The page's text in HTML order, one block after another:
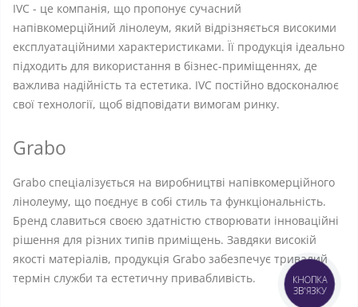
IVC - це компанія, що пропонує сучасний
напівкомерційний лінолеум, який відрізняється високими
експлуатаційними характеристиками. Її продукція ідеально
підходить для використання в бізнес-приміщеннях, де
важлива надійність та естетика. IVC постійно вдосконалює
свої технології, щоб відповідати вимогам ринку.
Grabo
Grabo спеціалізується на виробництві напівкомерційного
лінолеуму, що поєднує в собі стиль та функціональність.
Бренд славиться своєю здатністю створювати інноваційні
рішення для різних типів приміщень. Завдяки високій
якості матеріалів, продукція Grabo забезпечує тривалий
термін служби та естетичну привабливість.
КНОПКА
ЗВ'ЯЗКУ